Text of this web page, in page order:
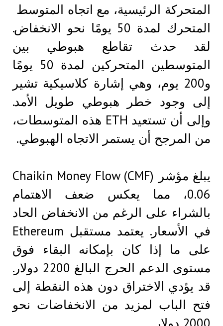
المتحركة الرئيسية، مع اتجاه المتوسط ​​
المتحرك لمدة 50 يومًا نحو الانخفاض.
لقد حدث تقاطع هبوطي بين
المتوسطين المتحركين لمدة 50 يومًا
و200 يوم، وهي إشارة كلاسيكية تشير
إلى وجود خطر هبوطي طويل الأمد.
وإلى أن تستعيد ETH هذه المتوسطات،
من المرجح أن يستمر الاتجاه الهبوطي.
يبلغ مؤشر Chaikin Money Flow (CMF)
0.06، مما يعكس ضعف الاهتمام
بالشراء على الرغم من الانخفاض الحاد
في الأسعار. يعتمد مستقبل Ethereum
على ما إذا كان بإمكانه البقاء فوق
مستوى الدعم الحرج البالغ 2200 دولار.
قد يؤدي الاختراق دون هذه النقطة إلى
فتح الباب لمزيد من الانخفاضات نحو